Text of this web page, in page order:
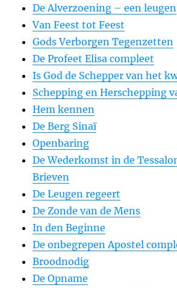
De Alverzoening – een leugen
Van Feest tot Feest
Gods Verborgen Tegenzetten
De Profeet Elisa compleet
Is God de Schepper van het
Schepping en Herschepping
Hem kennen
De Berg Sinaï
Openbaring
De Wederkomst in de
Brieven
De Leugen regeert
De Zonde van de Mens
In den Beginne
De onbegrepen Apostel
Broodnodig
De Opname